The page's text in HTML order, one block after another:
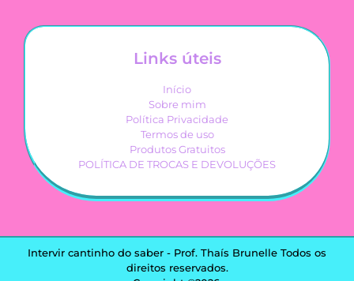
Links úteis
Início
Sobre mim
Política Privacidade
Termos de uso
Produtos Gratuitos
POLÍTICA DE TROCAS E DEVOLUÇÕES
Intervir cantinho do saber - Prof. Thaís Brunelle Todos os
direitos reservados.